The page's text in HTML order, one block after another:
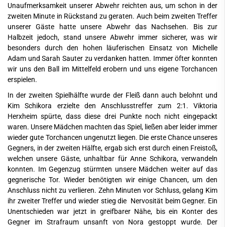
Unaufmerksamkeit unserer Abwehr reichten aus, um schon in der
zweiten Minute in Rückstand zu geraten. Auch beim zweiten Treffer
unserer Gäste hatte unsere Abwehr das Nachsehen. Bis zur
Halbzeit jedoch, stand unsere Abwehr immer sicherer, was wir
besonders durch den hohen läuferischen Einsatz von Michelle
Adam und Sarah Sauter zu verdanken hatten. Immer öfter konnten
wir uns den Ball im Mittelfeld erobern und uns eigene Torchancen
erspielen.
In der zweiten Spielhälfte wurde der Fleiß dann auch belohnt und
Kim Schikora erzielte den Anschlusstreffer zum 2:1. Viktoria
Herxheim spürte, dass diese drei Punkte noch nicht eingepackt
waren. Unsere Mädchen machten das Spiel, ließen aber leider immer
wieder gute Torchancen ungenutzt liegen. Die erste Chance unseres
Gegners, in der zweiten Hälfte, ergab sich erst durch einen Freistoß,
welchen unsere Gäste, unhaltbar für Anne Schikora, verwandeln
konnten. Im Gegenzug stürmten unsere Mädchen weiter auf das
gegnerische Tor. Wieder benötigten wir einige Chancen, um den
Anschluss nicht zu verlieren. Zehn Minuten vor Schluss, gelang Kim
ihr zweiter Treffer und wieder stieg die Nervosität beim Gegner. Ein
Unentschieden war jetzt in greifbarer Nähe, bis ein Konter des
Gegner im Strafraum unsanft von Nora gestoppt wurde. Der